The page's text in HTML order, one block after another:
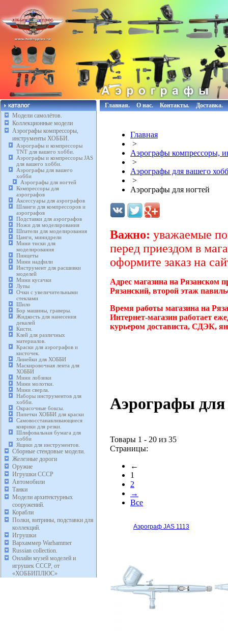
Модели самолётов.
Коллекционные модели
Аэрографы компрессоры,
инструменты ХОББИ.
Аэрографы и компрессоры
TNT для вашего хобби.
Аэрографы и компрессоры JAS
для вашего хобби.
Аэрографы для вашего
хобби
Аэрографы для ногтей
Компрессоры для
аэрографов
Аксессуары для аэрографов
Шланги для компрессоров и
аэрографов
Подставки для аэрографов
Ножи для моделирования
Шпатели для моделирования
Цанги, минидрели
Мини тиски для
моделирования
Пинцеты
Мини надфили
Инструмент для расшивки
моделей
Мини кусачки
Лупы
Очки с увеличительными
стеклами
Шило
Бор машины, граверы.
Жидкость для нанесения
декалей
Кисти.
Клей для различных
материалов.
Краски для аэрографов и
кисточек.
Линейки для ХОББИ
Маскировочная лента для
ХОББИ
Мини лобзики
Мини молотки.
Мини сверла.
Наборы инструментов для
хобби.
Окрасочные боксы.
Пипетки ХОББИ для краски
Самовосстанавливающиеся
коврики для резки.
Шлифовальная бумага для
хобби
Ящики для инструментов.
Сборные стендовые модели.
Железные дороги
Оружие
Игрушки СССР
Автомобили
Танки
Модели архитектурных
сооружений.
Корабли
Полки, витрины, подставки для
коллекций.
Игрушки
Вархаммер Warhammer
Russian collection.
Онлайн музей моделей и
игрушек СССР, от
«ХОББИПЛЮС»
Главная. О нас. Контакты. Доставка.
Главная
>
Аэрографы компрессоры,
>
Аэрографы для вашего
>
Аэрографы для ногтей
Важно: уважаемые
перед приездом в
оформите заказ на
Адрес магазина на Рязанском
Рязанский, второй этаж
Время работы магазина на
Интернет-магазин работает
курьером достависта, СДЭК,
Аэрографы для
Товары 1 - 20 из 35
Страницы:
←
1
2
→
Все
Аэрограф JAS 1113